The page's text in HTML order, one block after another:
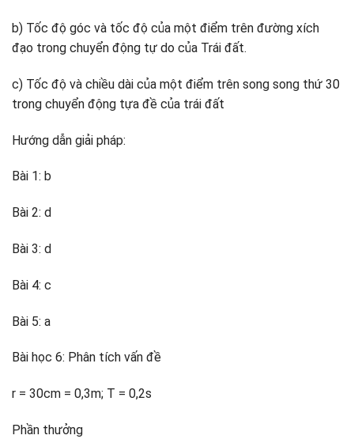
b) Tốc độ góc và tốc độ của một điểm trên đường xích
đạo trong chuyển động tự do của Trái đất.
c) Tốc độ và chiều dài của một điểm trên song song thứ 30
trong chuyển động tựa đề của trái đất
Hướng dẫn giải pháp:
Bài 1: b
Bài 2: d
Bài 3: d
Bài 4: c
Bài 5: a
Bài học 6: Phân tích vấn đề
r = 30cm = 0,3m; T = 0,2s
Phần thưởng